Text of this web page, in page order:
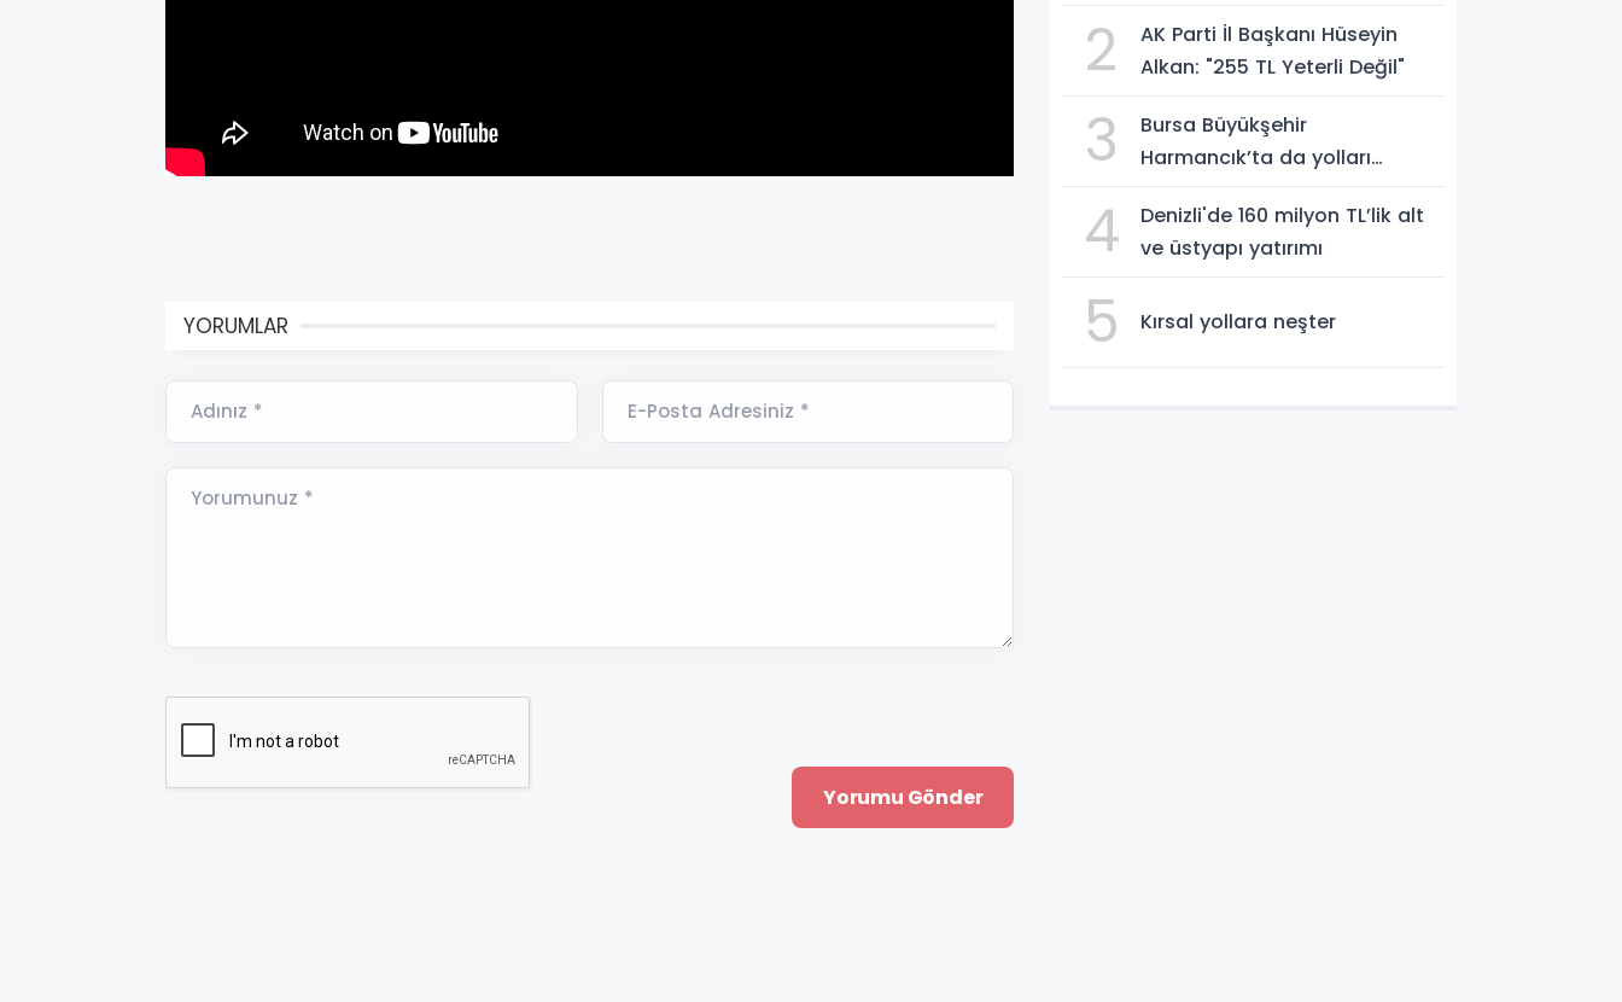
YORUMLAR
Adınız * E-Posta Adresiniz *
Yorumunuz *
2
AK Parti İl Başkanı Hüseyin
Alkan: "255 TL Yeterli Değil"
3
Bursa Büyükşehir
Harmancık’ta da yolları
4
Denizli'de 160 milyon TL’lik alt
ve üstyapı yatırımı
5 Kırsal yollara neşter